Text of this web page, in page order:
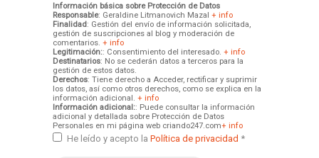
Información básica sobre Protección de Datos
Responsable: Geraldine Litmanovich Mazal + info
Finalidad: Gestión del envío de información solicitada,
gestión de suscripciones al blog y moderación de
comentarios. + info
Legitimación:: Consentimiento del interesado. + info
Destinatarios: No se cederán datos a terceros para la
gestión de estos datos.
Derechos: Tiene derecho a Acceder, rectificar y suprimir
los datos, así como otros derechos, como se explica en la
información adicional. + info
Información adicional:: Puede consultar la información
adicional y detallada sobre Protección de Datos
Personales en mi página web criando247.com+ info
He leído y acepto la Política de privacidad *